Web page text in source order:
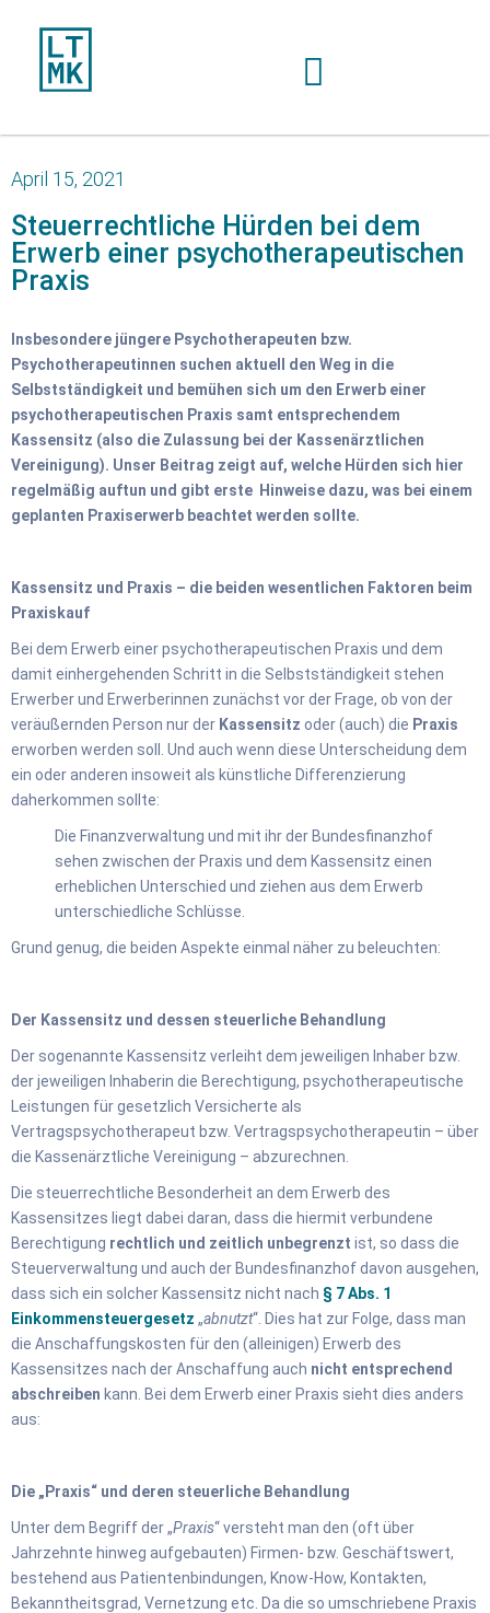
April 15, 2021
Steuerrechtliche Hürden bei dem
Erwerb einer psychotherapeutischen
Praxis
Insbesondere jüngere Psychotherapeuten bzw.
Psychotherapeutinnen suchen aktuell den Weg in die
Selbstständigkeit und bemühen sich um den Erwerb einer
psychotherapeutischen Praxis samt entsprechendem
Kassensitz (also die Zulassung bei der Kassenärztlichen
Vereinigung). Unser Beitrag zeigt auf, welche Hürden sich hier
regelmäßig auftun und gibt erste Hinweise dazu, was bei einem
geplanten Praxiserwerb beachtet werden sollte.
Kassensitz und Praxis – die beiden wesentlichen Faktoren beim
Praxiskauf
Bei dem Erwerb einer psychotherapeutischen Praxis und dem
damit einhergehenden Schritt in die Selbstständigkeit stehen
Erwerber und Erwerberinnen zunächst vor der Frage, ob von der
veräußernden Person nur der Kassensitz oder (auch) die Praxis
erworben werden soll. Und auch wenn diese Unterscheidung dem
ein oder anderen insoweit als künstliche Differenzierung
daherkommen sollte:
Die Finanzverwaltung und mit ihr der Bundesfinanzhof
sehen zwischen der Praxis und dem Kassensitz einen
erheblichen Unterschied und ziehen aus dem Erwerb
unterschiedliche Schlüsse.
Grund genug, die beiden Aspekte einmal näher zu beleuchten:
Der Kassensitz und dessen steuerliche Behandlung
Der sogenannte Kassensitz verleiht dem jeweiligen Inhaber bzw.
der jeweiligen Inhaberin die Berechtigung, psychotherapeutische
Leistungen für gesetzlich Versicherte als
Vertragspsychotherapeut bzw. Vertragspsychotherapeutin – über
die Kassenärztliche Vereinigung – abzurechnen.
Die steuerrechtliche Besonderheit an dem Erwerb des
Kassensitzes liegt dabei daran, dass die hiermit verbundene
Berechtigung rechtlich und zeitlich unbegrenzt ist, so dass die
Steuerverwaltung und auch der Bundesfinanzhof davon ausgehen,
dass sich ein solcher Kassensitz nicht nach § 7 Abs. 1
Einkommensteuergesetz „abnutzt“. Dies hat zur Folge, dass man
die Anschaffungskosten für den (alleinigen) Erwerb des
Kassensitzes nach der Anschaffung auch nicht entsprechend
abschreiben kann. Bei dem Erwerb einer Praxis sieht dies anders
aus:
Die „Praxis“ und deren steuerliche Behandlung
Unter dem Begriff der „Praxis“ versteht man den (oft über
Jahrzehnte hinweg aufgebauten) Firmen- bzw. Geschäftswert,
bestehend aus Patientenbindungen, Know-How, Kontakten,
Bekanntheitsgrad, Vernetzung etc. Da die so umschriebene Praxis